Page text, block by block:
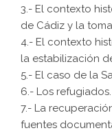
3.- El contexto
de Cádiz y la
4.- El contexto
la estabilización
5.- El caso de la
6.- Los refugiados.
7.- La
fuentes